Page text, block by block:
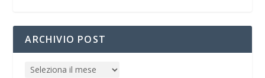
ARCHIVIO POST